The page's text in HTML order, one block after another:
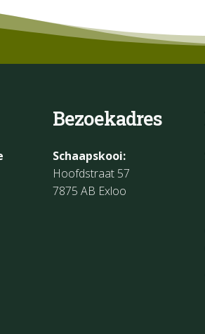
Bezoekadres
Schaapskooi:
Hoofdstraat 57
7875 AB Exloo